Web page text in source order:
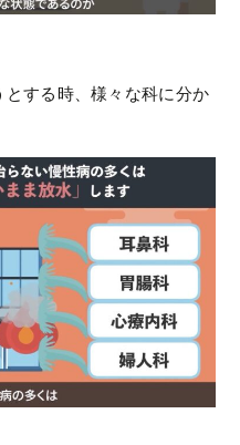
する時、様々な科に分か